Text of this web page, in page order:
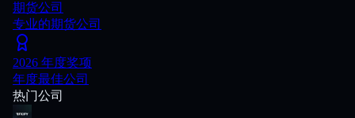
期货公司
专业的期货公司
2026 年度奖项
年度最佳公司
热门公司